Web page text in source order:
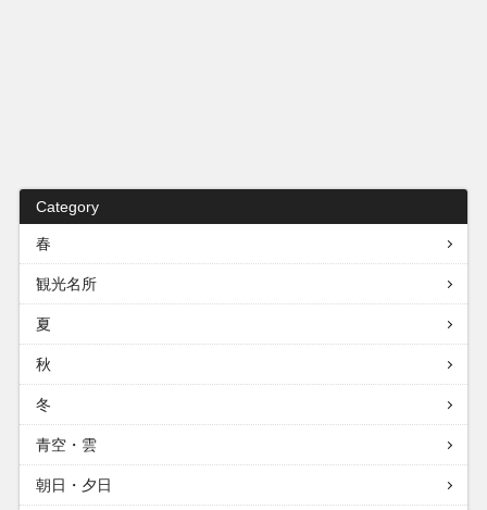
Category
春
観光名所
夏
秋
冬
青空・雲
朝日・夕日